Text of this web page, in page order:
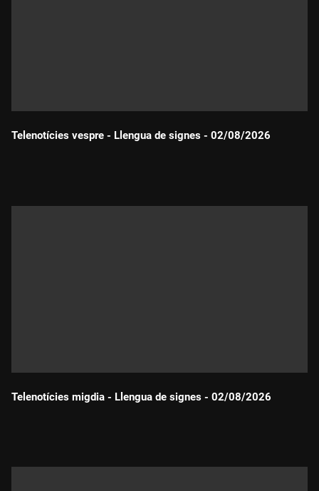
Telenotícies vespre - Llengua de signes - 02/08/2026
Telenotícies migdia - Llengua de signes - 02/08/2026